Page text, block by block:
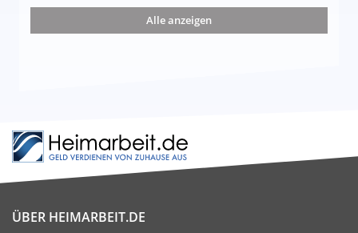
die 15 besten Möglichkeiten
Alle anzeigen
ÜBER HEIMARBEIT.DE